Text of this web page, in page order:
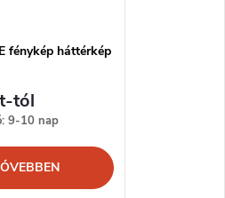
fénykép háttérkép
tól
9-10 nap